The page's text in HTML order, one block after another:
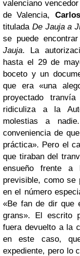
valenciano
de Valencia,
titulada De Jauja a
se puede
Jauja. La
hasta el 29 de
boceto y un
que era «una
proyectado
ridiculiza a la
molestias a
conveniencia de
práctica». Pero el
que tiraban del
ensueño frente a
previsible, como se
en el número
«Be fan de dir que
grans». El escrito
fuera devuelto a la
en este caso,
expediente, pero lo